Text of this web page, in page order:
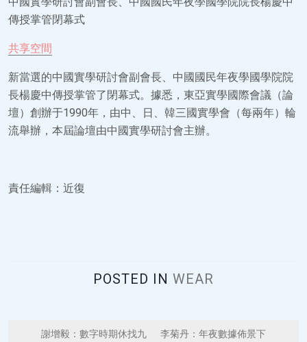
傳授掌管閉幕式
共享空間
新當選的中國實學研討會副會長、中國國民年夜學國學院院
長楊慶中傳授掌管了閉幕式。據悉，東亞實學國際會議（論
壇）創辦于1990年，由中、日、韓三國實學會（每兩年）輪
流舉辦，本屆論壇由中國實學研討會主辦。
責任編輯：近復
POSTED IN WEAR
謝增毅：數字時期休找九 李菊丹：年夜數據佈景下